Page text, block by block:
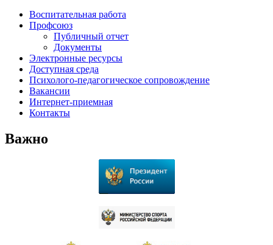
Воспитательная работа
Профсоюз
Публичный отчет
Документы
Электронные ресурсы
Доступная среда
Психолого-педагогическое сопровождение
Вакансии
Интернет-приемная
Контакты
Важно